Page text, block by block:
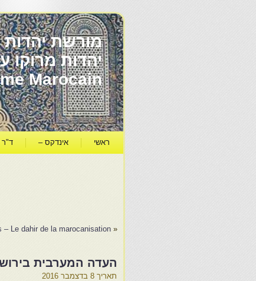
מורשת יהדות
Marocain
ראשי אינדקס – ד"ר
«
– Le dahir de la marocanisation
העדה המערבית
תאריך 8 בדצמבר 2016